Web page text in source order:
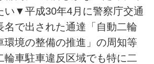
い▼平成30年4月に警察庁交通
名で出された通達「自動二輪
環境の整備の推進」の周知等
輪車駐車違反区域でも特に二